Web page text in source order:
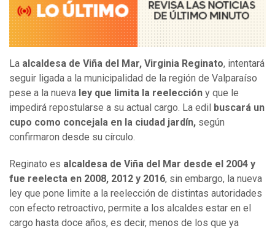
La alcaldesa de Viña del Mar, Virginia Reginato, intentará
seguir ligada a la municipalidad de la región de Valparaíso
pese a la nueva ley que limita la reelección y que le
impedirá repostularse a su actual cargo. La edil
buscará un
cupo como concejala en la ciudad jardín, según
confirmaron desde su círculo.
Reginato es alcaldesa de Viña del Mar desde el 2004 y
fue reelecta en 2008, 2012 y 2016, sin embargo, la nueva
ley que pone limite a la reelección de distintas autoridades
con efecto retroactivo, permite a los alcaldes estar en el
cargo hasta doce años, es decir, menos de los que ya